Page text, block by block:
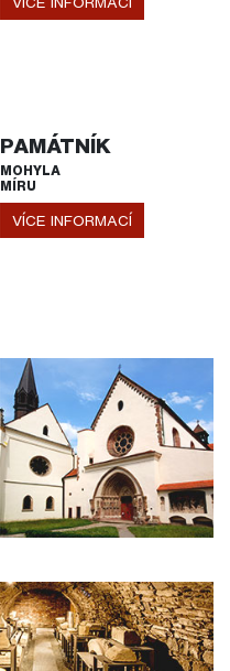
PAMÁTNÍK
MOHYLA
MÍRU
VÍCE INFORMACÍ